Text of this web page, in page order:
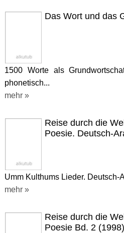
Das Wort und das
1500 Worte als
phonetisch...
mehr »
Reise durch die
Poesie. Deutsch-
Umm Kulthums Lieder. Deutsch-
mehr »
Reise durch die
Poesie Bd. 2 (1998)